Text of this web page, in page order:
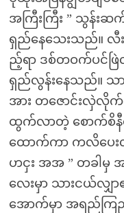
အကြီးကြီး ” သွန်း
ရှည်နေသေးသည်။ လီ
ည့်ရာ ဒစ်တဝက်ပင်ဖ
ရှည်လွန်းနေသည်။ သ
အား တဇောင်းလှဲလို
ထွက်လာတဲ့ စောက်စိနီ
ထောက်ကာ ကလိပေး
ဟငှး အအ ” တခါမှ
လေးမှာ သားငယ်လ
အောက်မှာ အရည်ကြည်